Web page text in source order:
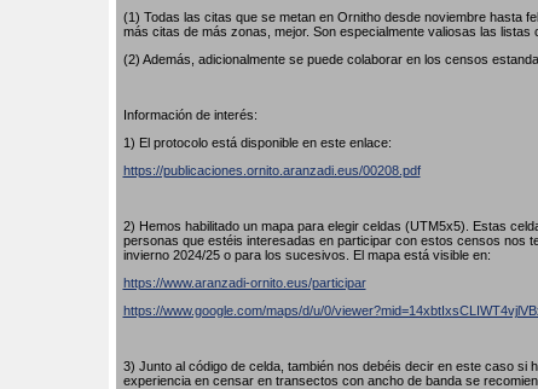
(1) Todas las citas que se metan en Ornitho desde noviembre hasta
más citas de más zonas, mejor. Son especialmente valiosas las listas
(2) Además, adicionalmente se puede colaborar en los censos
Información de interés:
1) El protocolo está disponible en este enlace:
https://publicaciones.ornito.aranzadi.eus/00208.pdf
2) Hemos habilitado un mapa para elegir celdas (UTM5x5). Estas
personas que estéis interesadas en participar con estos censos nos
invierno 2024/25 o para los sucesivos. El mapa está visible en:
https://www.aranzadi-ornito.eus/participar
https://www.google.com/maps/d/u/0/
3) Junto al código de celda, también nos debéis decir en este caso
experiencia en censar en transectos con ancho de banda se